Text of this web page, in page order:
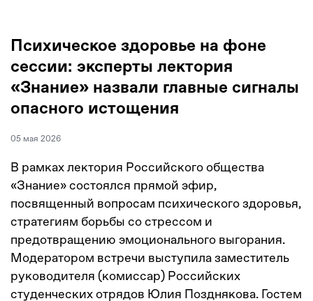
Психическое здоровье на фоне
сессии: эксперты лектория
«Знание» назвали главные сигналы
опасного истощения
05 мая 2026
В рамках лектория Российского общества
«Знание» состоялся прямой эфир,
посвященный вопросам психического здоровья,
стратегиям борьбы со стрессом и
предотвращению эмоционального выгорания.
Модератором встречи выступила заместитель
руководителя (комиссар) Российских
студенческих отрядов Юлия Позднякова. Гостем